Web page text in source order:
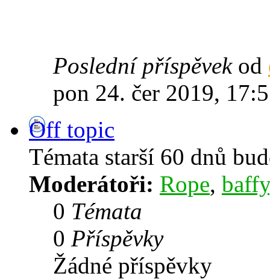
Poslední příspěvekod
pon 24. čer 2019,
Off topic
Témata starší 60 dnů
Moderátoři: Rope, baffy
0 Témata
0 Příspěvky
Žádné příspěvky